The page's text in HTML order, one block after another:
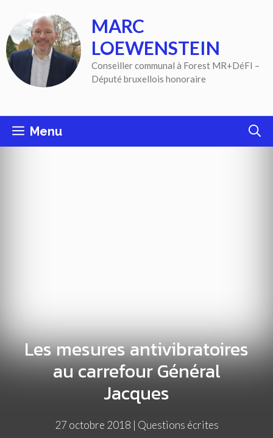
contenu
MARC
LOEWENSTEIN
Conseiller communal à Forest MR+DéFI –
Député bruxellois honoraire
Menu
Les mesures antivibratoires
au carrefour Général
Jacques
27 octobre 2018 | Questions écrites